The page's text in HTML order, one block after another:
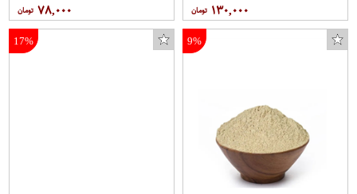
۱۳۰,۰۰۰ ۷۸,۰۰۰
9%
17%